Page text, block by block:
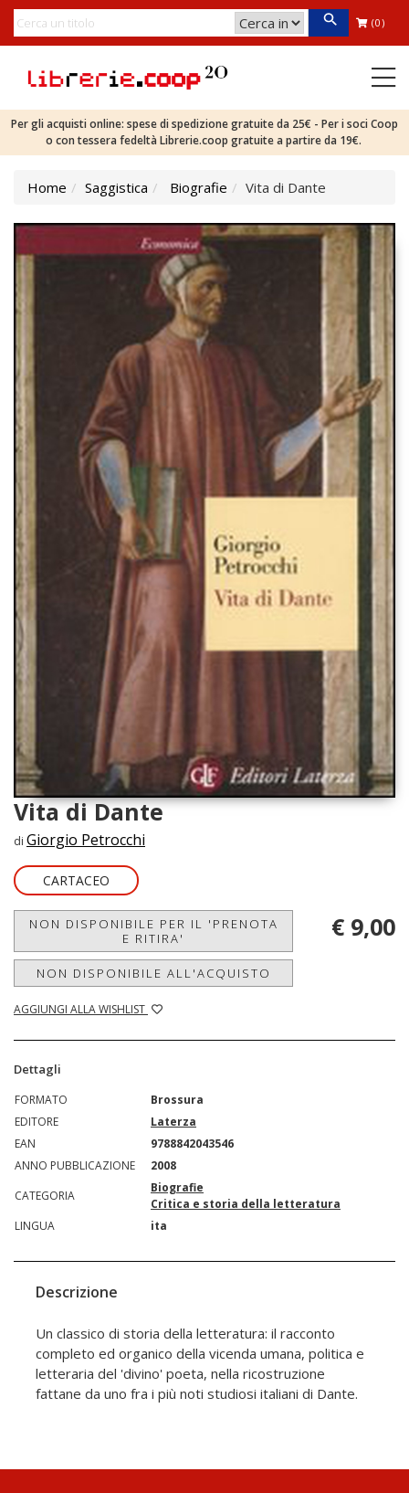
(0)
Per gli acquisti online: spese di spedizione gratuite da 25€ - Per i soci Coop
o con tessera fedeltà Librerie.coop gratuite a partire da 19€.
Home Saggistica Biografie Vita di Dante
Vita di Dante
di Giorgio Petrocchi
CARTACEO
NON DISPONIBILE PER IL 'PRENOTA
E RITIRA'
NON DISPONIBILE ALL'ACQUISTO
AGGIUNGI ALLA WISHLIST
€ 9,00
Dettagli
FORMATO
Brossura
EDITORE
Laterza
EAN
9788842043546
ANNO PUBBLICAZIONE
2008
CATEGORIA
Biografie
Critica e storia della letteratura
LINGUA
ita
Descrizione
Un classico di storia della letteratura: il racconto
completo ed organico della vicenda umana, politica e
letteraria del 'divino' poeta, nella ricostruzione
fattane da uno fra i più noti studiosi italiani di Dante.